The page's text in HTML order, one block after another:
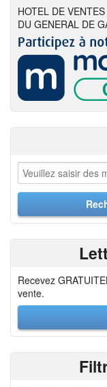
HOTEL DE
DU GENERAL DE
Recevez
vente.